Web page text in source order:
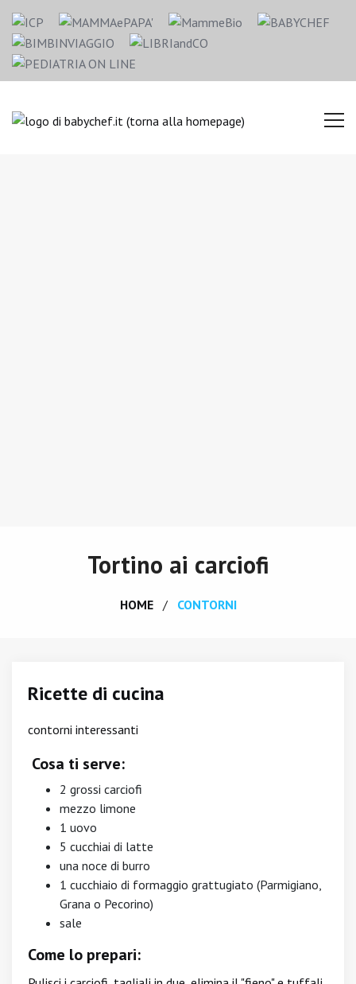
Tortino ai carciofi
HOME CONTORNI
Ricette di cucina
contorni interessanti
Cosa ti serve:
2 grossi carciofi
mezzo limone
1 uovo
5 cucchiai di latte
una noce di burro
1 cucchiaio di formaggio grattugiato (Parmigiano,
Grana o Pecorino)
sale
Come lo prepari: